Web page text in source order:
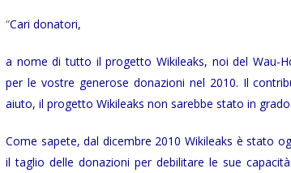
“Cari donatori,
a nome di tutto il progetto Wikileaks, noi del Wau-
per le vostre generose donazioni nel 2010. Il
aiuto, il progetto Wikileaks non sarebbe stato in
Come sapete, dal dicembre 2010 Wikileaks è stato
il taglio delle donazioni per debilitare le sue